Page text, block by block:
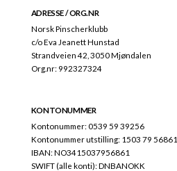
ADRESSE / ORG.NR
Norsk Pinscherklubb
c/o Eva Jeanett Hunstad
Strandveien 42, 3050 Mjøndalen
Org.nr: 992327324
KONTONUMMER
Kontonummer: 0539 59 39256
Kontonummer utstilling: 1503 79 56861
IBAN: NO3415037956861
SWIFT (alle konti): DNBANOKK